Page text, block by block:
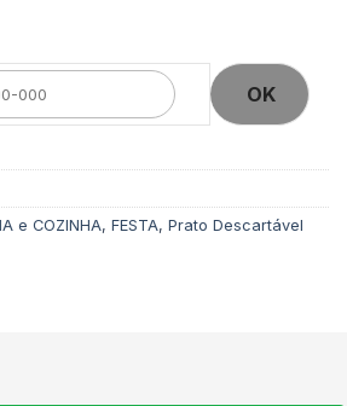
OK
e COZINHA, FESTA, Prato Descartável